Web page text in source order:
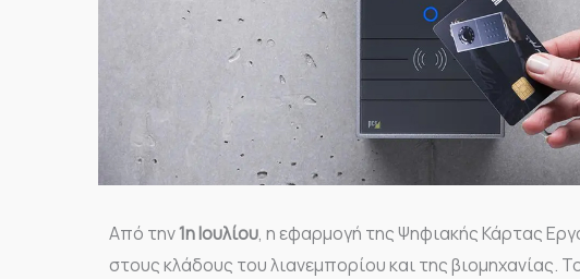
Από την1η Ιουλίου, η εφαρμογή της Ψηφιακής Κάρτας
στους κλάδους του λιανεμπορίου και της βιομηχανίας.